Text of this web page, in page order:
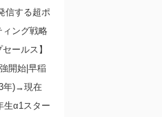
信する超ポ
ング戦略
ールス】
開始|早稲
年)→現在
生α1スター